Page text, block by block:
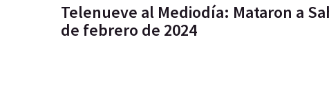
Telenueve al Mediodía: Mataron a
de febrero de 2024